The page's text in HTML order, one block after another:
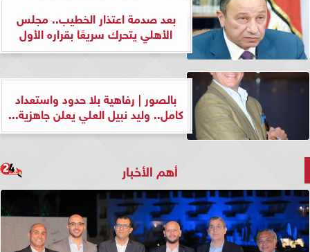
بعد صدمة اعتذار الخطيب.. مجلس
الأهلي يتحرك سريعًا بقراره الأول
بالصور | رفاهية بلا حدود واستعداد
كامل.. وليد نبيل العلي يعلن جاهزية...
أهم الأخبار